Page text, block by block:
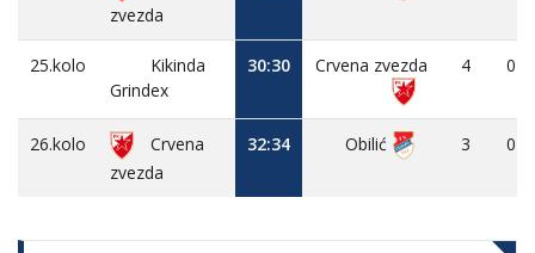
zvezda
25.kolo
Kikinda
Grindex
30:30 Crvena zvezda 4 0
26.kolo
Crvena
zvezda
32:34 Obilić 3 0